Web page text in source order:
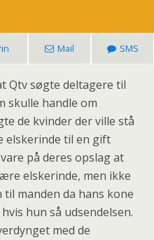
Mail SMS
Qtv søgte deltagere til
skulle handle om
de kvinder der ville stå
til en gift
på deres opslag at
elskerinde, men ikke
manden da hans kone
hun så udsendelsen.
med de